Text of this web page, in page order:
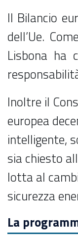
Il Bilancio
dell’Ue.
Lisbona ha
Inoltre il
europea
intelligente,
sia chiesto
lotta al
sicurezza
La